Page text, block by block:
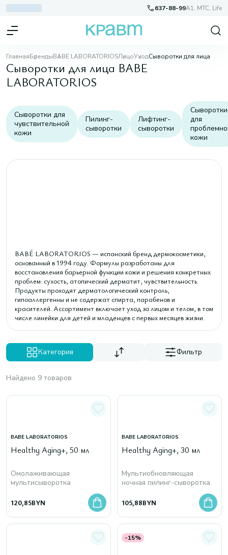
637-88-99A1, МТС, Life
ГлавнаяБрендыBABE LABORATORIOSЛицоУходСыворотки для лица
Сыворотки для лица BABE
LABORATORIOS
Сыворотки для
чувствительной
кожи
Пилинг-
сыворотки
Лифтинг-
сыворотки
Сыворотки
для
кожи
BABÉ LABORATORIOS — испанский бренд дермокосметики,
основанный в 1994 году. Формулы разработаны для
восстановления барьерной функции кожи и решения конкретных
проблем: сухость, атопический дерматит, чувствительность.
Продукты проходят дерматологический контроль,
гипоаллергенны и не содержат спирта, парабенов и
красителей. Ассортимент включает уход за лицом и телом, в том
числе линейки для детей и младенцев с первых месяцев жизни.
Категория Фильтр
Найдено 9 товаров
BABE LABORATORIOS
Healthy Aging+, 50 мл
Омолаживающая
мультисыворотка
120,85BYN
BABE LABORATORIOS
Healthy Aging+, 30 мл
Мультиобновляющая
ночная пилинг-сыворотка
105,88BYN
-15%